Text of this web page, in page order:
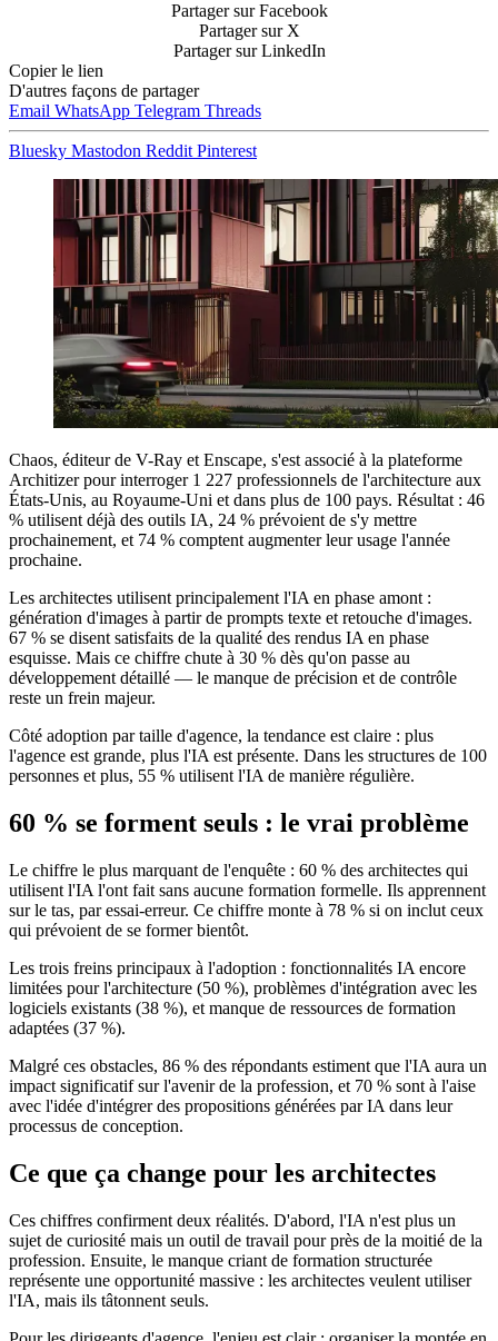
Partager sur Facebook
Partager sur X
Partager sur LinkedIn
Copier le lien
D'autres façons de partager
Email WhatsApp Telegram Threads
Bluesky Mastodon Reddit Pinterest
Chaos, éditeur de V-Ray et Enscape, s'est associé à la plateforme
Architizer pour interroger 1 227 professionnels de l'architecture aux
États-Unis, au Royaume-Uni et dans plus de 100 pays. Résultat : 46
% utilisent déjà des outils IA, 24 % prévoient de s'y mettre
prochainement, et 74 % comptent augmenter leur usage l'année
prochaine.
Les architectes utilisent principalement l'IA en phase amont :
génération d'images à partir de prompts texte et retouche d'images.
67 % se disent satisfaits de la qualité des rendus IA en phase
esquisse. Mais ce chiffre chute à 30 % dès qu'on passe au
développement détaillé — le manque de précision et de contrôle
reste un frein majeur.
Côté adoption par taille d'agence, la tendance est claire : plus
l'agence est grande, plus l'IA est présente. Dans les structures de 100
personnes et plus, 55 % utilisent l'IA de manière régulière.
60 % se forment seuls : le vrai problème
Le chiffre le plus marquant de l'enquête : 60 % des architectes qui
utilisent l'IA l'ont fait sans aucune formation formelle. Ils apprennent
sur le tas, par essai-erreur. Ce chiffre monte à 78 % si on inclut ceux
qui prévoient de se former bientôt.
Les trois freins principaux à l'adoption : fonctionnalités IA encore
limitées pour l'architecture (50 %), problèmes d'intégration avec les
logiciels existants (38 %), et manque de ressources de formation
adaptées (37 %).
Malgré ces obstacles, 86 % des répondants estiment que l'IA aura un
impact significatif sur l'avenir de la profession, et 70 % sont à l'aise
avec l'idée d'intégrer des propositions générées par IA dans leur
processus de conception.
Ce que ça change pour les architectes
Ces chiffres confirment deux réalités. D'abord, l'IA n'est plus un
sujet de curiosité mais un outil de travail pour près de la moitié de la
profession. Ensuite, le manque criant de formation structurée
représente une opportunité massive : les architectes veulent utiliser
l'IA, mais ils tâtonnent seuls.